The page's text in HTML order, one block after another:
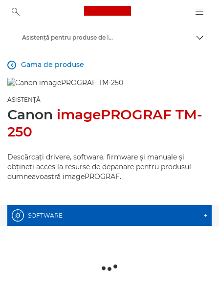
Canon Logo, back to
Asistenţă pentru produse de larg consum
Gama de produse

ASISTENŢĂ
Canon imagePROGRAF TM-
250
Descărcaţi drivere, software, firmware şi manuale şi
obţineţi acces la resurse de depanare pentru produsul
dumneavoastră imagePROGRAF.
SOFTWARE +